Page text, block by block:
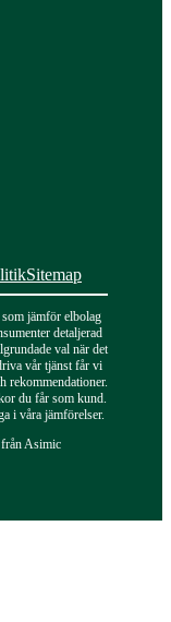
Sitemap
jämför elbolag
detaljerad
val när det
vår tjänst får vi
rekommendationer.
du får som kund.
i våra jämförelser.
Asimic